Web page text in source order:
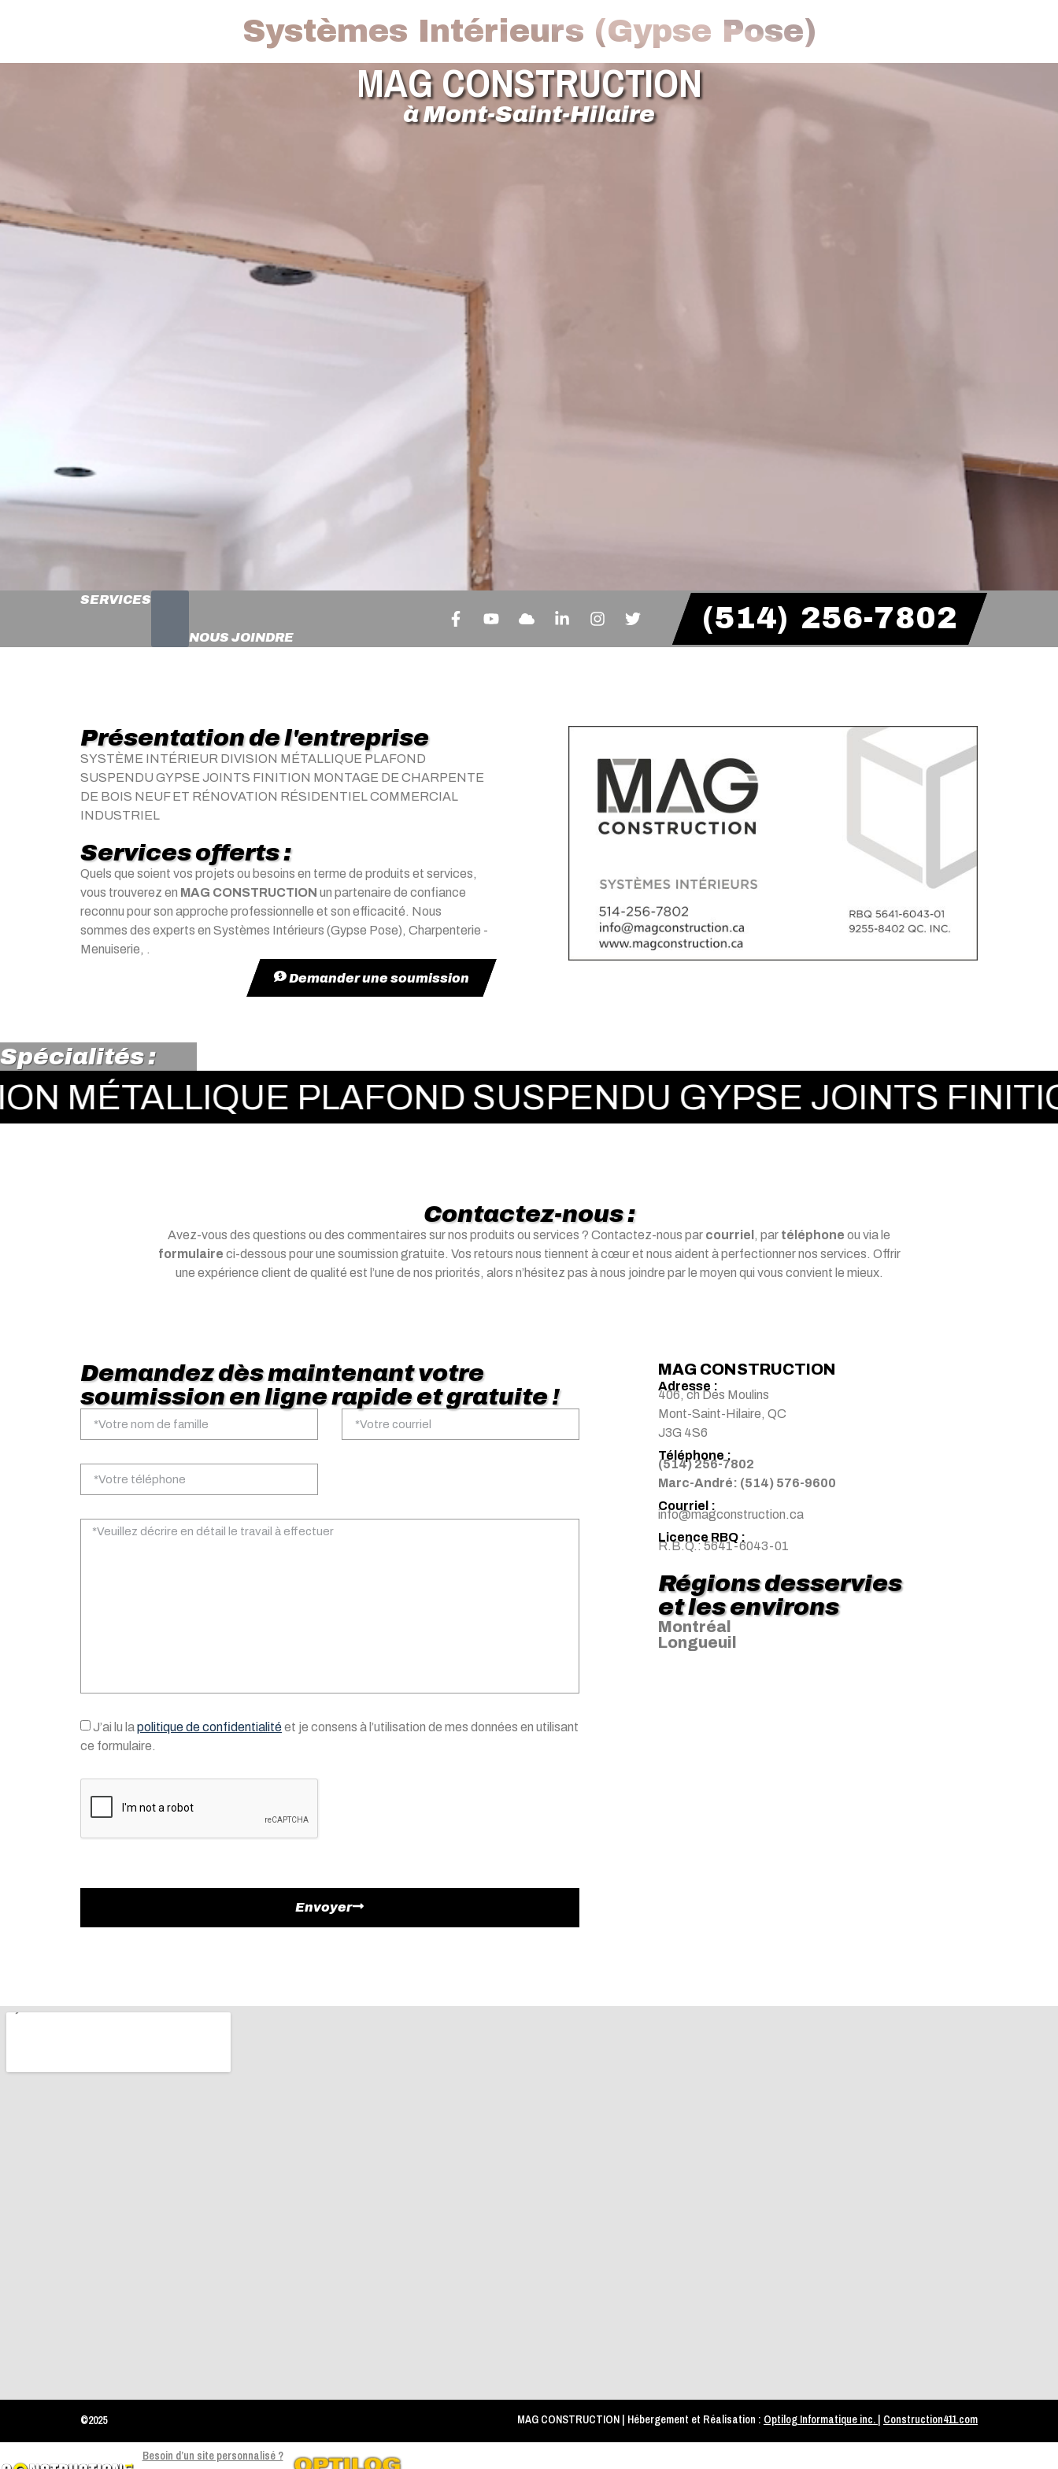
Systèmes Intérieurs (Gypse Pose)
MAG CONSTRUCTION
à Mont-Saint-Hilaire
SERVICES
NOUS JOINDRE
(514) 256-7802
Présentation de l'entreprise
SYSTÈME INTÉRIEUR DIVISION MÉTALLIQUE PLAFOND
SUSPENDU GYPSE JOINTS FINITION MONTAGE DE CHARPENTE
DE BOIS NEUF ET RÉNOVATION RÉSIDENTIEL COMMERCIAL
INDUSTRIEL
Services offerts :
Quels que soient vos projets ou besoins en terme de produits et services,
vous trouverez en MAG CONSTRUCTION un partenaire de confiance
reconnu pour son approche professionnelle et son efficacité. Nous
sommes des experts en Systèmes Intérieurs (Gypse Pose), Charpenterie -
Menuiserie, .
Demander une soumission
Spécialités :
PLAFOND SUSPENDU GYPSE JOINTS FINITION
Demandez dès maintenant votre
soumission en ligne rapide et gratuite !
J’ai lu lapolitique de confidentialitéet je consens à l’utilisation de mes données en utilisant
ce formulaire.
Envoyer
MAG CONSTRUCTION
Adresse :
406, ch Des Moulins
Mont-Saint-Hilaire, QC
J3G 4S6
Téléphone :
(514) 256-7802
Marc-André: (514) 576-9600
Courriel :
info@magconstruction.ca
Licence RBQ :
R.B.Q.: 5641-6043-01
Régions desservies
et les environs
Montréal
Longueuil
Contactez-nous :
Avez-vous des questions ou des commentaires sur nos produits ou services ? Contactez-nous par courriel , par téléphone ou via le
formulaire ci-dessous pour une soumission gratuite. Vos retours nous tiennent à cœur et nous aident à perfectionner nos services. Offrir
une expérience client de qualité est l’une de nos priorités, alors n’hésitez pas à nous joindre par le moyen qui vous convient le mieux.
©2025 MAG CONSTRUCTION | Hébergement et Réalisation : Optilog Informatique inc. | Construction411.com
Besoin d’un site personnalisé ?